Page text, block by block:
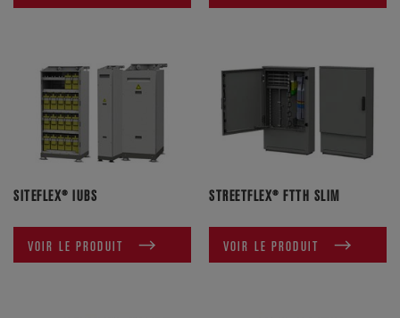
SITEFLEX® IUBS
VOIR LE PRODUIT
STREETFLEX® FTTH SLIM
VOIR LE PRODUIT